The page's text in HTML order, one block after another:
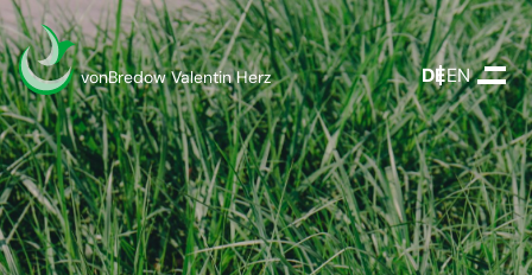
vonBredow Valentin Herz DEUTSCH
ENGLISH